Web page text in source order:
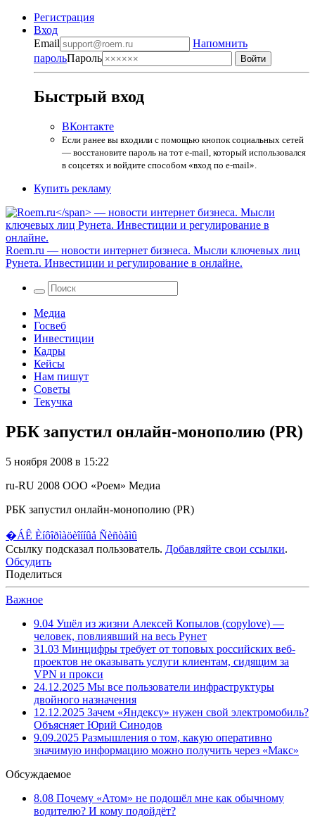
Регистрация
Вход
Email
Напомнить
парольПароль
Быстрый вход
ВКонтакте
Если ранее вы входили с помощью кнопок социальных сетей
— восстановите пароль на тот e-mail, который использовался
в соцсетях и войдите способом «вход по e-mail».
Купить рекламу
Roem.ru — новости интернет бизнеса. Мысли ключевых лиц
Рунета. Инвестиции и регулирование в онлайне.
Медиа
Госвеб
Инвестиции
Кадры
Кейсы
Нам пишут
Советы
Текучка
РБК запустил онлайн-монополию (PR)
5 ноября 2008 в 15:22
ru-RU 2008 ООО «Роем» Медиа
РБК запустил онлайн-монополию (PR)
�ÁÊ Èíôîðìàöèîííûå Ñèñòåìû
Ссылку подсказал пользователь. Добавляйте свои ссылки.
Обсудить
Поделиться
Важное
9.04 Ушёл из жизни Алексей Копылов (copylove) —
человек, повлиявший на весь Рунет
31.03 Минцифры требует от топовых российских веб-
проектов не оказывать услуги клиентам, сидящим за
VPN и прокси
24.12.2025 Мы все пользователи инфраструктуры
двойного назначения
12.12.2025 Зачем «Яндексу» нужен свой электромобиль?
Объясняет Юрий Синодов
9.09.2025 Размышления о том, какую оперативно
значимую информацию можно получить через «Макс»
Обсуждаемое
8.08 Почему «Атом» не подошёл мне как обычному
водителю? И кому подойдёт?